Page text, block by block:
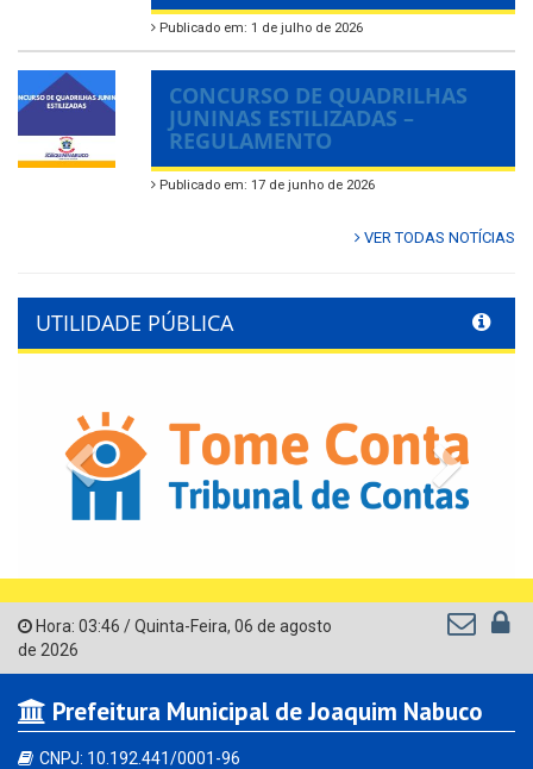
Publicado em: 1 de julho de 2026
CONCURSO DE QUADRILHAS
JUNINAS ESTILIZADAS –
REGULAMENTO
Publicado em: 17 de junho de 2026
VER TODAS NOTÍCIAS
UTILIDADE PÚBLICA
Previous Next
Hora: 03:46 /Quinta-Feira, 06 de agosto
de 2026
Prefeitura Municipal de Joaquim Nabuco
CNPJ: 10.192.441/0001-96